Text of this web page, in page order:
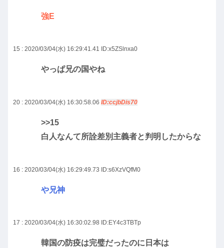
強E
15 : 2020/03/04(水) 16:29:41.41 ID:x5ZSlnxa0
やっぱ兄の国やね
20 : 2020/03/04(水) 16:30:58.06 ID:ccjbDis70
>>15
白人なんて所詮差別主義者と判明したからな
16 : 2020/03/04(水) 16:29:49.73 ID:s6XzVQfM0
や兄神
17 : 2020/03/04(水) 16:30:02.98 ID:EY4c3TBTp
韓国の防疫は完璧だったのに日本は